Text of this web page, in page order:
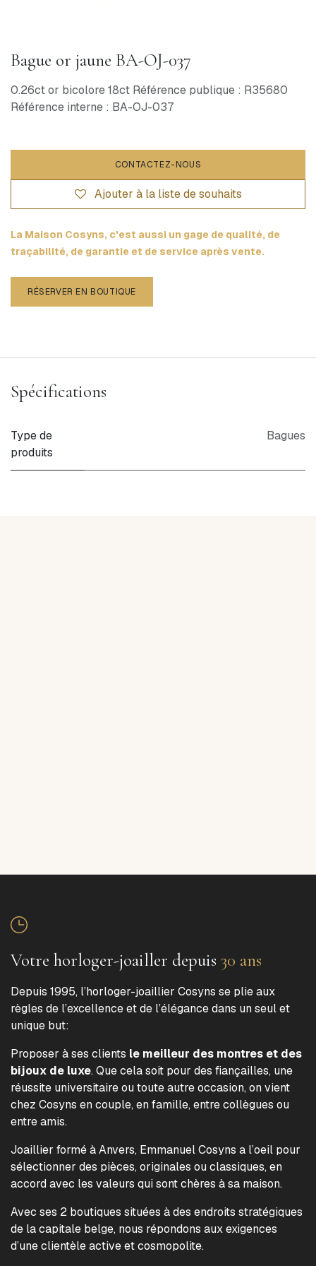
Bague or jaune BA-OJ-037
0.26ct or bicolore 18ct Référence publique : R35680
Référence interne : BA-OJ-037
CONTACTEZ-NOUS
Ajouter à la liste de souhaits
La Maison Cosyns, c'est aussi un gage de qualité, de
traçabilité, de garantie et de service après vente.
RÉSERVER EN BOUTIQUE
Spécifications
Type de
produits
Bagues
Votre horloger-joailler depuis 30 ans
Depuis 1995, l’horloger-joaillier Cosyns se plie aux
règles de l’excellence et de l’élégance dans un seul et
unique but:
Proposer à ses clients le meilleur des montres et des
bijoux de luxe. Que cela soit pour des fiançailles, une
réussite universitaire ou toute autre occasion, on vient
chez Cosyns en couple, en famille, entre collègues ou
entre amis.
Joaillier formé à Anvers, Emmanuel Cosyns a l’oeil pour
sélectionner des pièces, originales ou classiques, en
accord avec les valeurs qui sont chères à sa maison.
Avec ses 2 boutiques situées à des endroits stratégiques
de la capitale belge, nous répondons aux exigences
d’une clientèle active et cosmopolite.